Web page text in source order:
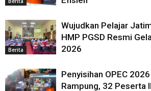
Berita
Wujudkan Pelajar
HMP PGSD Resmi
2026
Penyisihan OPEC
Rampung, 32 Peserta